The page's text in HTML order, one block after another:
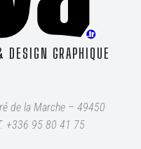
GRAPHIQUE
de la Marche – 49450
. +336 95 80 41 75